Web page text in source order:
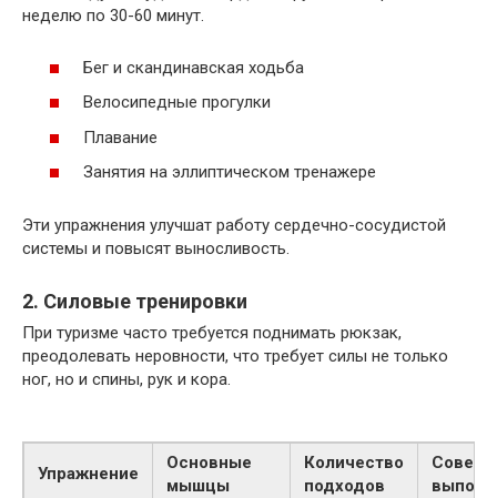
неделю по 30-60 минут.
Бег и скандинавская ходьба
Велосипедные прогулки
Плавание
Занятия на эллиптическом тренажере
Эти упражнения улучшат работу сердечно-сосудистой
системы и повысят выносливость.
2. Силовые тренировки
При туризме часто требуется поднимать рюкзак,
преодолевать неровности, что требует силы не только
ног, но и спины, рук и кора.
Упражнение
Основные
мышцы
Количество
подходов